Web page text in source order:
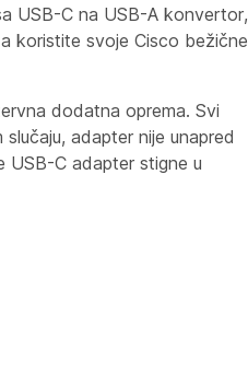
USB-C na USB-A konvertor,
koristite svoje Cisco bežične
dodatna oprema. Svi
adapter nije unapred
USB-C adapter stigne u